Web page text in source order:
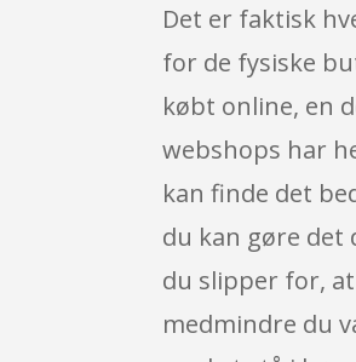
Det er faktisk
for de fysiske
købt online, en
webshops har
kan finde det
du kan gøre det
du slipper for,
medmindre du